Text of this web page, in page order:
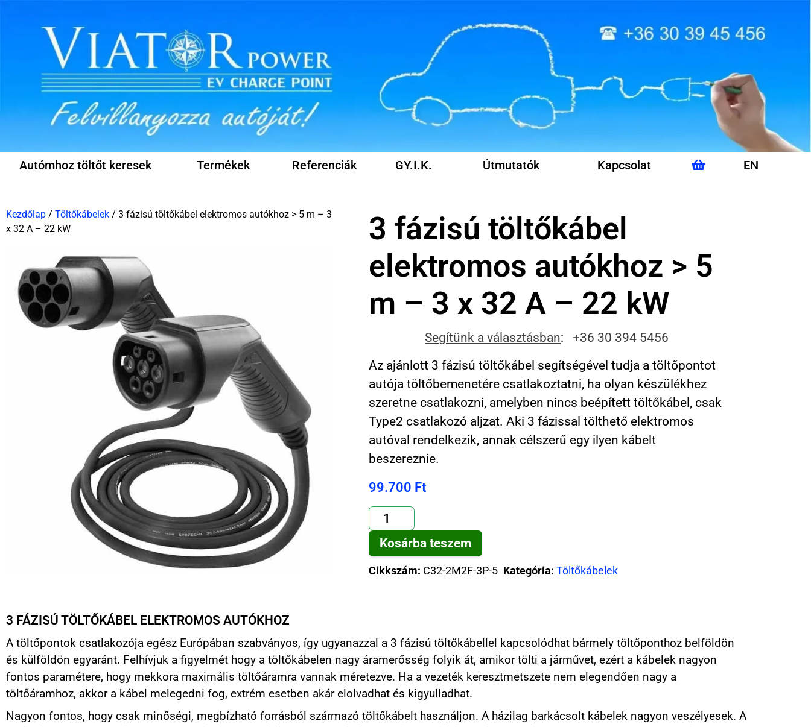
Autómhoz töltőt keresek Termékek Referenciák GY.I.K. Útmutatók Kapcsolat EN
Kezdőlap / Töltőkábelek / 3 fázisú töltőkábel elektromos autókhoz > 5 m – 3
x 32 A – 22 kW
3 fázisú töltőkábel
elektromos autókhoz > 5
m – 3 x 32 A – 22 kW
Segítünk a választásban:+36 30 394 5456
Az ajánlott 3 fázisú töltőkábel segítségével tudja a töltőpontot
autója töltőbemenetére csatlakoztatni, ha olyan készülékhez
szeretne csatlakozni, amelyben nincs beépített töltőkábel, csak
Type2 csatlakozó aljzat. Aki 3 fázissal tölthető elektromos
autóval rendelkezik, annak célszerű egy ilyen kábelt
beszereznie.
99.700 Ft
Kosárba teszem
Cikkszám: C32-2M2F-3P-5 Kategória: Töltőkábelek
3 FÁZISÚ TÖLTŐKÁBEL ELEKTROMOS AUTÓKHOZ
A töltőpontok csatlakozója egész Európában szabványos, így ugyanazzal a 3 fázisú töltőkábellel kapcsolódhat bármely töltőponthoz belföldön
és külföldön egyaránt. Felhívjuk a figyelmét hogy a töltőkábelen nagy áramerősség folyik át, amikor tölti a járművet, ezért a kábelek nagyon
fontos paramétere, hogy mekkora maximális töltőáramra vannak méretezve. Ha a vezeték keresztmetszete nem elegendően nagy a
töltőáramhoz, akkor a kábel melegedni fog, extrém esetben akár elolvadhat és kigyulladhat.
Nagyon fontos, hogy csak minőségi, megbízható forrásból származó töltőkábelt használjon. A házilag barkácsolt kábelek nagyon veszélyesek. A